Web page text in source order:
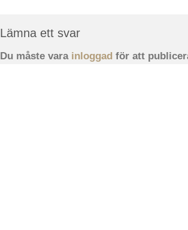
Lämna ett svar
Du måste vara inloggad för att